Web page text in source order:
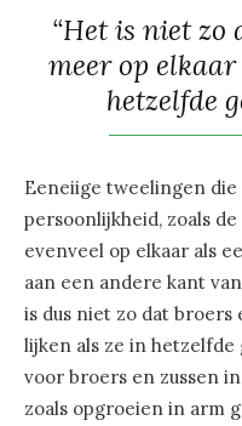
“Het is niet zo
meer op
hetzelfde
Eeneiige tweelingen
persoonlijkheid, zoals
evenveel op elkaar als
aan een andere kant
is dus niet zo dat broers
lijken als ze in
voor broers en zussen
zoals opgroeien in arm